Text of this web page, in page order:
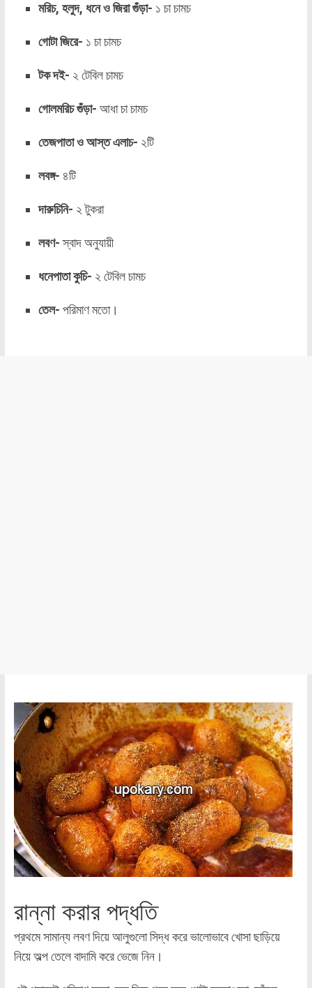
মরিচ, হলুদ, ধনে ও জিরা গুঁড়া- ১ চা চামচ
গোটা জিরে- ১ চা চামচ
টক দই- ২ টেবিল চামচ
গোলমরিচ গুঁড়া- আধা চা চামচ
তেজপাতা ও আস্ত এলাচ- ২টি
লবঙ্গ- ৪টি
দারুচিনি- ২ টুকরা
লবণ-স্বাদ অনুযায়ী
ধনেপাতা কুচি- ২ টেবিল চামচ
তেল- পরিমাণ মতো।
রান্না করার পদ্ধতি
প্রথমে সামান্য লবণ দিয়ে আলুগুলো সিদ্ধ করে ভালোভাবে খোসা ছাড়িয়ে
নিয়ে অল্প তেলে বাদামি করে ভেজে নিন।